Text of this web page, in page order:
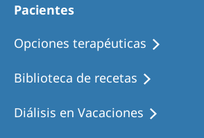
Pacientes
Opciones terapéuticas
Biblioteca de recetas
Diálisis en Vacaciones